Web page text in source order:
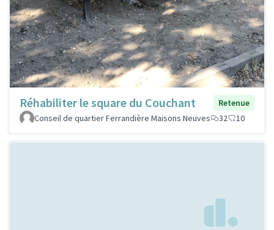
Réhabiliter le square du Couchant
Retenue
Conseil de quartier Ferrandière Maisons Neuves
32 10